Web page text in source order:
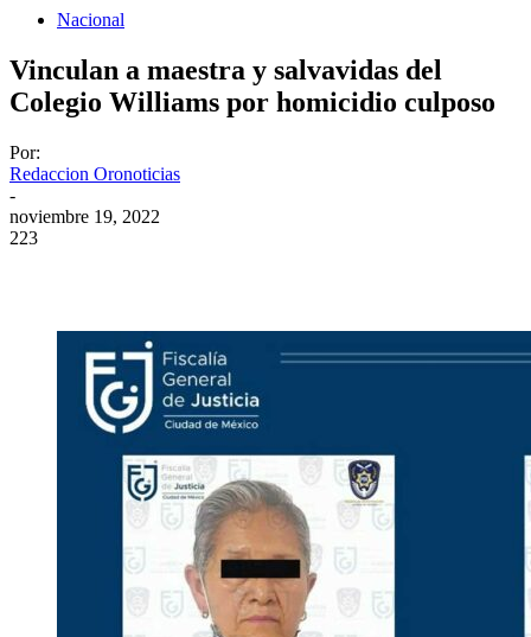
Nacional
Vinculan a maestra y salvavidas del
Colegio Williams por homicidio culposo
Por:
Redaccion Oronoticias
-
noviembre 19, 2022
223